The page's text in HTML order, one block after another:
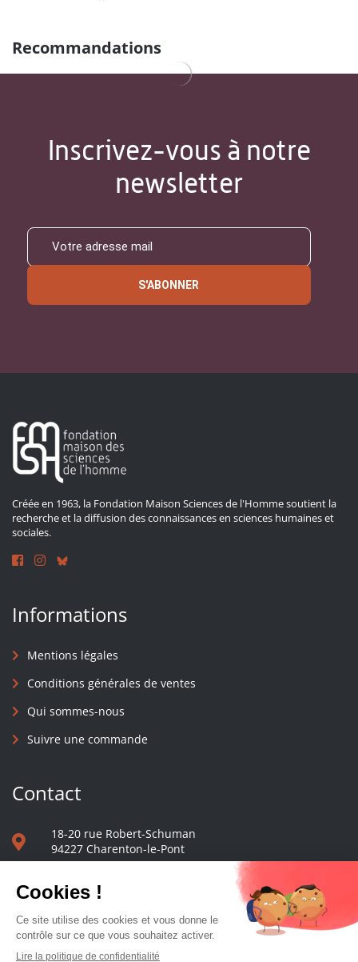
Recommandations
Inscrivez-vous à notre
newsletter
S'ABONNER
Créée en 1963, la Fondation Maison Sciences de l'Homme soutient la
recherche et la diffusion des connaissances en sciences humaines et
sociales.
Informations
Mentions légales
Conditions générales de ventes
Qui sommes-nous
Suivre une commande
Contact
18-20 rue Robert-Schuman
94227 Charenton-le-Pont